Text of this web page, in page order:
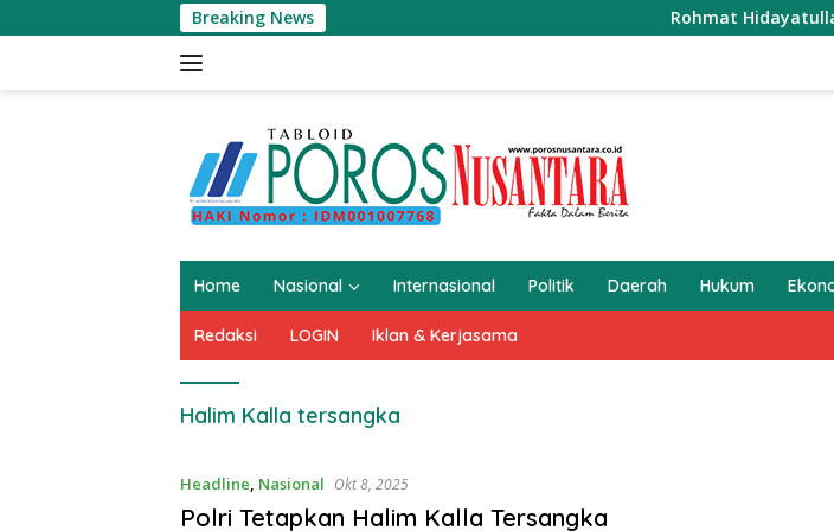
ke
Breaking News Rohmat Hidayatullah
Home Nasional Internasional Politik Daerah Hukum
Redaksi LOGIN Iklan & Kerjasama
Halim Kalla tersangka
Headline, Nasional Okt 8, 2025
Polri Tetapkan Halim Kalla Tersangka